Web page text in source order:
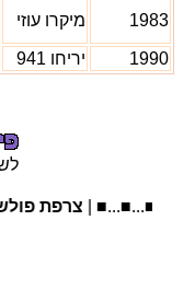
1983
מיקרו עוזי
1990
יריחו 941
צרפת פולשת